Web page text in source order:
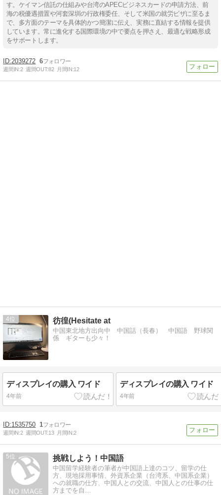
す。ケイマン信託の仕組みや台湾のAPECビジネスカードの申請方法、前
海の税優遇措置や河套深圳の行政権委任、そして米国の就労ビザに至るま
で、多方面のテーマを具体的かつ簡潔に伝え、実務に直結する情報を提供
しています。常に進化する国際環境の中で要点を押さえ、最適な戦略形成
をサポートします。
2039272 6
週間IN:2 週間OUT:82 月間IN:12
4 彷徨(Hesitate at
中国東北地方出向中 中国話（長春） 中国語 野球関
係 ギターも少々！
ディスプレイの購入 ワイド
4年前
ディスプレイの購入 ワイド
4年前
1535750 1
週間IN:2 週間OUT:13 月間IN:2
5 挑戦しよう！中国語
中国留学経験者の筆者が中国語上達のコツ、留学の仕
方、現地採用事情、外資系企業（台湾系、中国系企業）
への就職の仕方、中国人との交流、中国人との仕事の仕
方までを自…